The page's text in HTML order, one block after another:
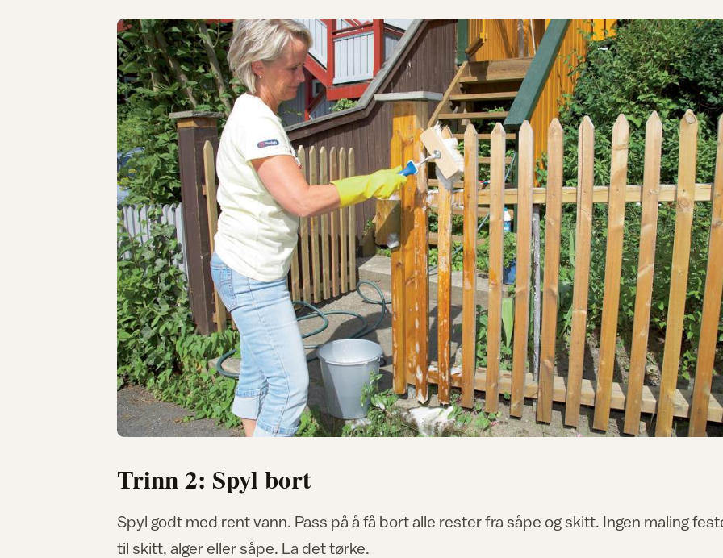
Trinn 2: Spyl bort
Spyl godt med rent vann. Pass på å få bort alle rester fra såpe og skitt. Ingen maling
til skitt, alger eller såpe. La det tørke.